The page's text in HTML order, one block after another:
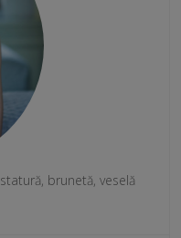
brunetă, veselă